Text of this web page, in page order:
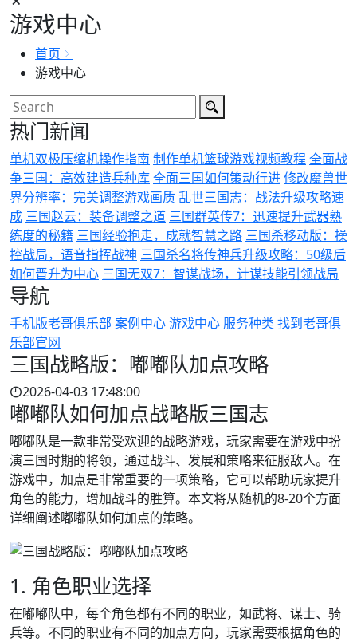
游戏中心
首页
游戏中心
热门新闻
单机双极压缩机操作指南 制作单机篮球游戏视频教程 全面战
争三国：高效建造兵种库全面三国如何策动行进修改魔兽世
界分辨率：完美调整游戏画质乱世三国志：战法升级攻略速
成 三国赵云：装备调整之道 三国群英传7：迅速提升武器熟
练度的秘籍 三国经验抱走，成就智慧之路 三国杀移动版：操
控战局，语音指挥战神 三国杀名将传神兵升级攻略：50级后
如何晋升为中心 三国无双7：智谋战场，计谋技能引领战局
导航
手机版老哥俱乐部 案例中心游戏中心 服务种类 找到老哥俱
乐部官网
三国战略版：嘟嘟队加点攻略
2026-04-03 17:48:00
嘟嘟队如何加点战略版三国志
嘟嘟队是一款非常受欢迎的战略游戏，玩家需要在游戏中扮
演三国时期的将领，通过战斗、发展和策略来征服敌人。在
游戏中，加点是非常重要的一项策略，它可以帮助玩家提升
角色的能力，增加战斗的胜算。本文将从随机的8-20个方面
详细阐述嘟嘟队如何加点的策略。
1. 角色职业选择
在嘟嘟队中，每个角色都有不同的职业，如武将、谋士、骑
兵等。不同的职业有不同的加点方向，玩家需要根据角色的